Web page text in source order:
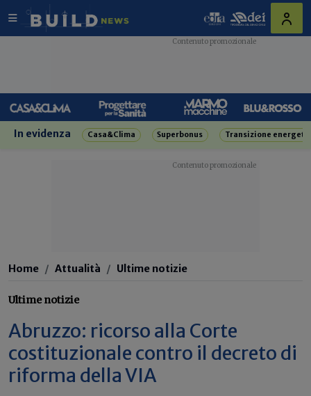
In evidenza Casa&Clima Superbonus Transizione
Home Attualità Ultime notizie
Ultime notizie
Abruzzo: ricorso alla Corte
costituzionale contro il decreto di
riforma della VIA